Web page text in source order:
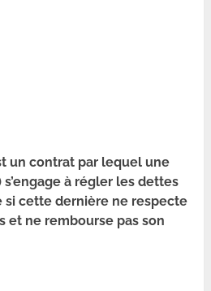
un contrat par lequel une
à régler les dettes
si cette dernière ne respecte
et ne rembourse pas son